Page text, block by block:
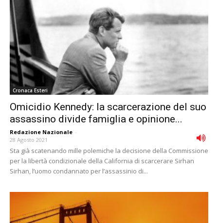
Cronaca Esteri
Omicidio Kennedy: la scarcerazione del suo
assassino divide famiglia e opinione...
Redazione Nazionale -
28 Agosto 2021
Sta già scatenando mille polemiche la decisione della Commissione
per la libertà condizionale della California di scarcerare Sirhan
Sirhan, l’uomo condannato per l’assassinio di...